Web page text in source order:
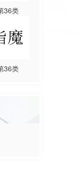
36类
36类